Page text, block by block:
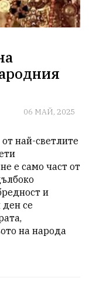
06 МАЙ, 2025
най-светлите
е само част от
и
ден се
на народа